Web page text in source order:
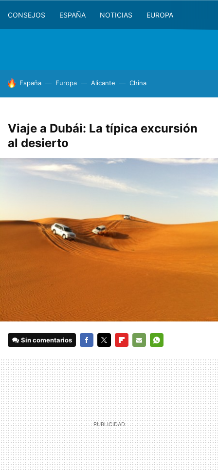
CONSEJOS ESPAÑA NOTICIAS EUROPA
HOY SE HABLA DE
España Europa Alicante China
Viaje a Dubái: La típica excursión
al desierto
Sin comentarios
MAIL